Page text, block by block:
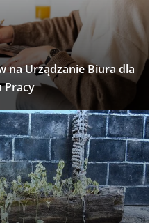
na Urządzanie Biura dla
Pracy